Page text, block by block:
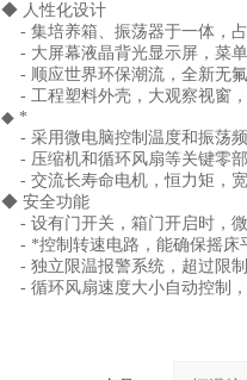
◆ 人性化设计
- 集培养箱、振荡器于一体，
- 大屏幕液晶背光显示屏，菜
- 顺应世界环保潮流，全新无
- 工程塑料外壳，大观察视窗
◆ *
- 采用微电脑控制温度和振荡
- 压缩机和循环风扇等关键零
- 交流长寿命电机，恒力矩，
◆ 安全功能
- 设有门开关，箱门开启时，
- *控制转速电路，能确保摇床
- 独立限温报警系统，超过限
- 循环风扇速度大小自动控制